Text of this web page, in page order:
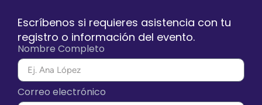
Escríbenos si requieres asistencia con tu
registro o información del evento.
Nombre Completo
Correo electrónico